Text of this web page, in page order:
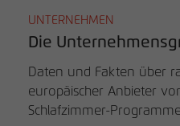
UNTERNEHMEN
Die
Daten und Fakten über
europäischer Anbieter
Schlafzimmer-